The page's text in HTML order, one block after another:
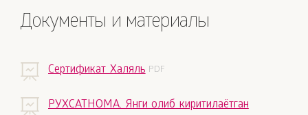
Документы и материалы
Сертификат Халяль
РУХСАТНОМА. Янги олиб киритилаётган